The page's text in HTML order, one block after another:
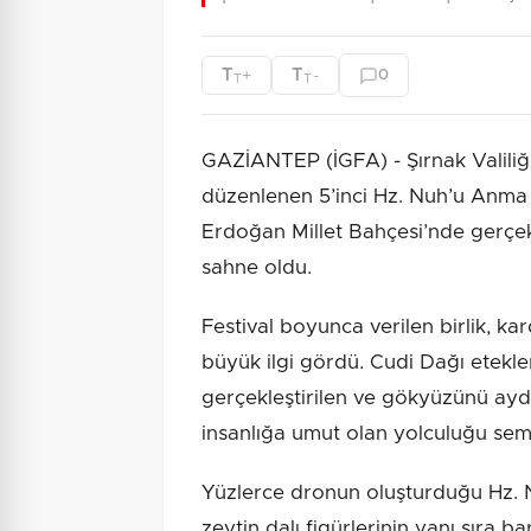
TT+ TT - 0
GAZİANTEP (İGFA) - Şırnak
düzenlenen 5’inci Hz. Nuh’u
Erdoğan Millet Bahçesi’nde
sahne oldu.
Festival boyunca verilen birlik,
büyük ilgi gördü. Cudi Dağı
gerçekleştirilen ve gökyüzünü
insanlığa umut olan yolculuğu
Yüzlerce dronun oluşturduğu Hz.